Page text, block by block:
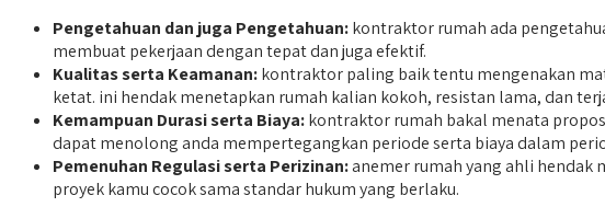
Pengetahuan dan juga Pengetahuan:kontraktor rumah ada
membuat pekerjaan dengan tepat dan juga efektif.
Kualitas serta Keamanan:kontraktor paling baik tentu mengenakan
ketat. ini hendak menetapkan rumah kalian kokoh, resistan lama, dan
Kemampuan Durasi serta Biaya:kontraktor rumah bakal menata
dapat menolong anda mempertegangkan periode serta biaya dalam
Pemenuhan Regulasi serta Perizinan:anemer rumah yang ahli hendak
proyek kamu cocok sama standar hukum yang berlaku.